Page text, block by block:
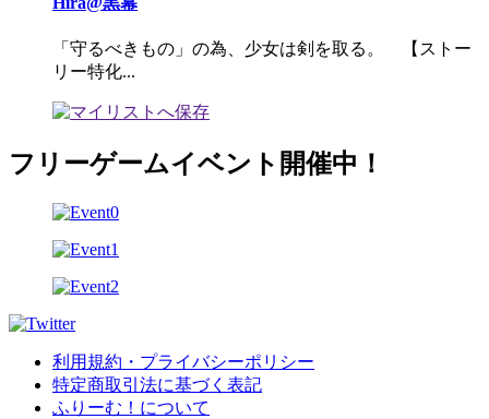
「守るべきもの」の為、少女は剣を取る。 【ストー
リー特化...
フリーゲームイベント開催中！
利用規約・プライバシーポリシー
特定商取引法に基づく表記
ふりーむ！について